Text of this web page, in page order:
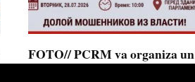
FOTO// PCRM va organiza un